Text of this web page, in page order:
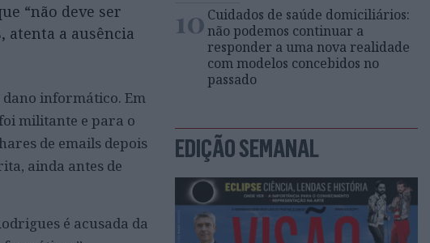
“não deve ser
atenta a ausência
dano informático. Em
militante e para o
de emails depois
ainda antes de
é acusada da
10 Cuidados de saúde domiciliários:
não podemos continuar a
responder a uma nova realidade
com modelos concebidos no
passado
EDIÇÃO SEMANAL